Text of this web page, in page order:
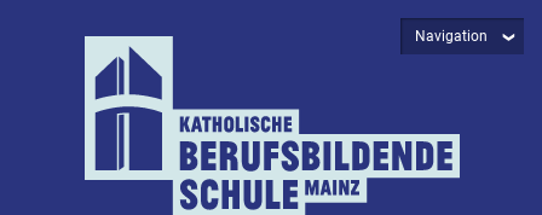
Navigation